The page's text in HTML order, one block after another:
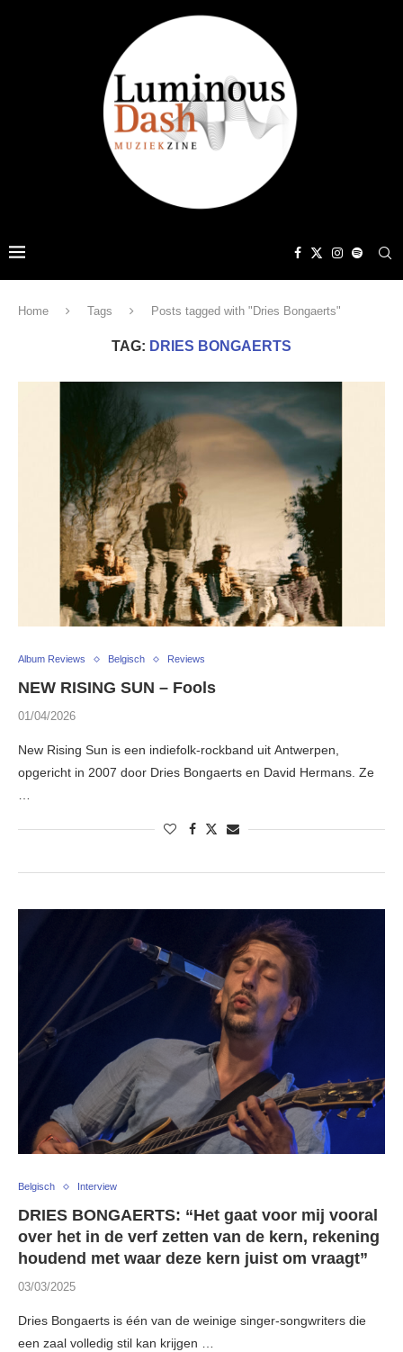
Home Tags Posts tagged with "Dries Bongaerts"
TAG: DRIES BONGAERTS
Album Reviews Belgisch Reviews
NEW RISING SUN – Fools
01/04/2026
New Rising Sun is een indiefolk-rockband uit Antwerpen,
opgericht in 2007 door Dries Bongaerts en David Hermans. Ze
…
Belgisch Interview
DRIES BONGAERTS: “Het gaat voor mij vooral
over het in de verf zetten van de kern, rekening
houdend met waar deze kern juist om vraagt”
03/03/2025
Dries Bongaerts is één van de weinige singer-songwriters die
een zaal volledig stil kan krijgen …